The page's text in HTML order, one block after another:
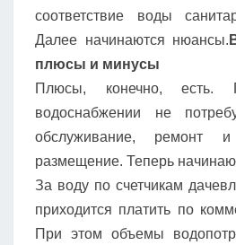
соответствие воды
Далее начинаются нюансы.
плюсы и минусы
Плюсы, конечно, есть.
водоснабжении не
обслуживание,
размещение. Теперь
За воду по счетчикам
приходится платить по
При этом объемы